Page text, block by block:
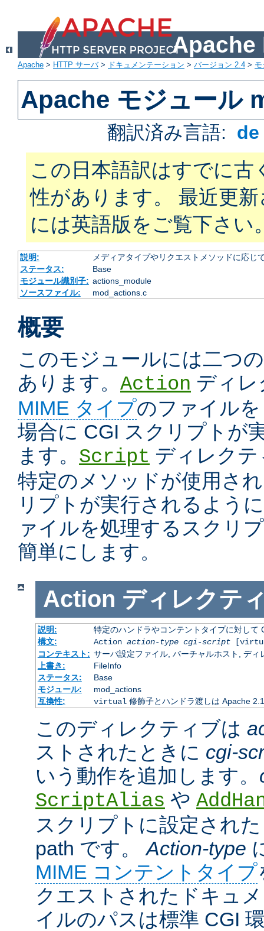
Apache
Apache > HTTP サーバ> ドキュメンテーション > バージョン 2.4 >
Apache モジュール
翻訳済み言語:
この日本語訳はすでに古
性があります。 最近更
には英語版をご覧下さい
説明:
メディアタイプやリクエストメソッドに応じ
ステータス:
Base
モジュール識別子: actions_module
ソースファイル:
mod_actions.c
概要
このモジュールには二つ
あります。 Action ディ
MIME タイプのファイル
場合に CGI スクリプトが
ます。 Script ディレク
特定のメソッドが使用さ
リプトが実行されるよう
ァイルを処理するスクリ
簡単にします。
Action ディレクテ
説明:
特定のハンドラやコンテントタイプに対して
構文:
Action action-type cgi-script
コンテキスト: サーバ設定ファイル, バーチャルホスト, ディ
上書き:
FileInfo
ステータス:
Base
モジュール:
mod_actions
互換性:
virtual 修飾子とハンドラ渡しは Apache
このディレクティブは
ストされたときに cgi-
いう動作を追加します。
ScriptAlias や
スクリプトに設定され
path です。Action-type
MIME コンテントタイプ
クエストされたドキュ
イルのパスは標準 CGI